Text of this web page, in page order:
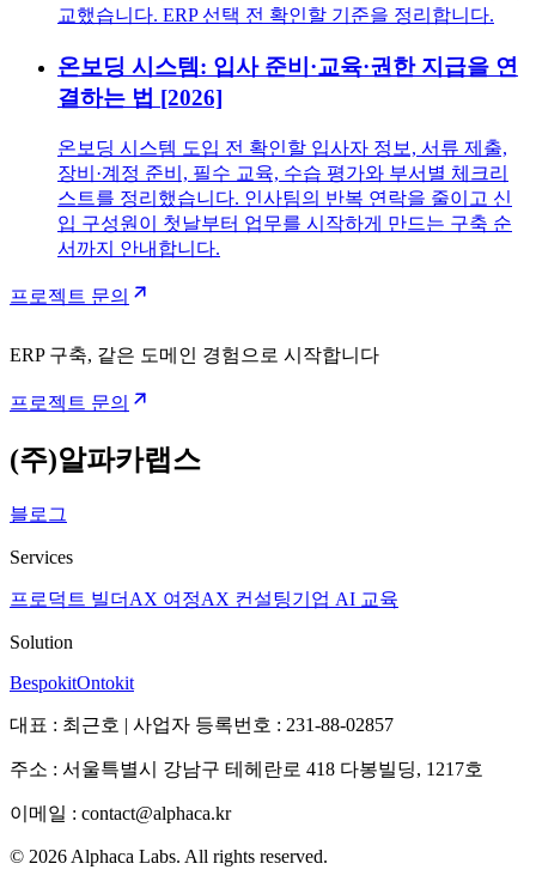
교했습니다. ERP 선택 전 확인할 기준을 정리합니다.
온보딩 시스템: 입사 준비·교육·권한 지급을 연
결하는 법 [2026]
온보딩 시스템 도입 전 확인할 입사자 정보, 서류 제출,
장비·계정 준비, 필수 교육, 수습 평가와 부서별 체크리
스트를 정리했습니다. 인사팀의 반복 연락을 줄이고 신
입 구성원이 첫날부터 업무를 시작하게 만드는 구축 순
서까지 안내합니다.
프로젝트 문의
ERP 구축, 같은 도메인 경험으로 시작합니다
프로젝트 문의
(주)알파카랩스
블로그
Services
프로덕트 빌더 AX 여정AX 컨설팅기업 AI 교육
Solution
BespokitOntokit
대표 : 최근호 | 사업자 등록번호 : 231-88-02857
주소 : 서울특별시 강남구 테헤란로 418 다봉빌딩, 1217호
이메일 : contact@alphaca.kr
© 2026 Alphaca Labs. All rights reserved.